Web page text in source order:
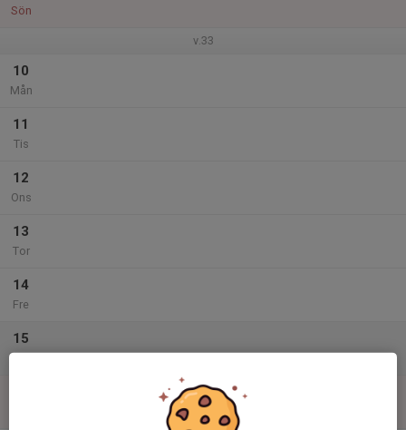
Sön
v.33
10
Mån
11
Tis
12
Ons
13
Tor
14
Fre
15